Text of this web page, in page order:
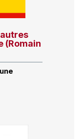
(Romain